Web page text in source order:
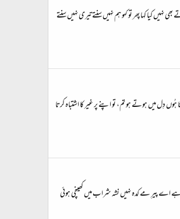
کیا کہا پھر تو کہو ہم نہیں سنتے تیری نہیں سنتے
میں ہوتے ہو تم، تو اپنے پر غیر کا اشتباہ کرتا
اے پیرِ مے کدہ نہیں نشہ شراب میں کھینچی ہوئی